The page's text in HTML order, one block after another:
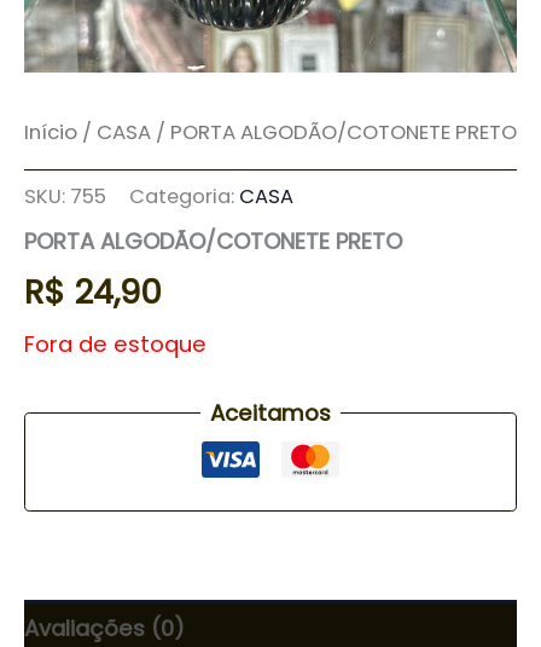
Início / CASA / PORTA ALGODÃO/COTONETE PRETO
SKU: 755 Categoria: CASA
PORTA ALGODÃO/COTONETE PRETO
R$ 24,90
Fora de estoque
Aceitamos
Avaliações (0)